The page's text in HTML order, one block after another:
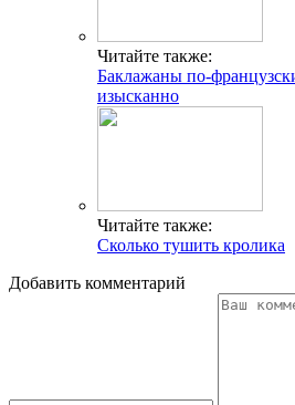
Читайте также:
Баклажаны по-
изысканно
Читайте также:
Сколько тушить кролика
Добавить комментарий